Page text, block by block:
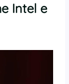
Intel e